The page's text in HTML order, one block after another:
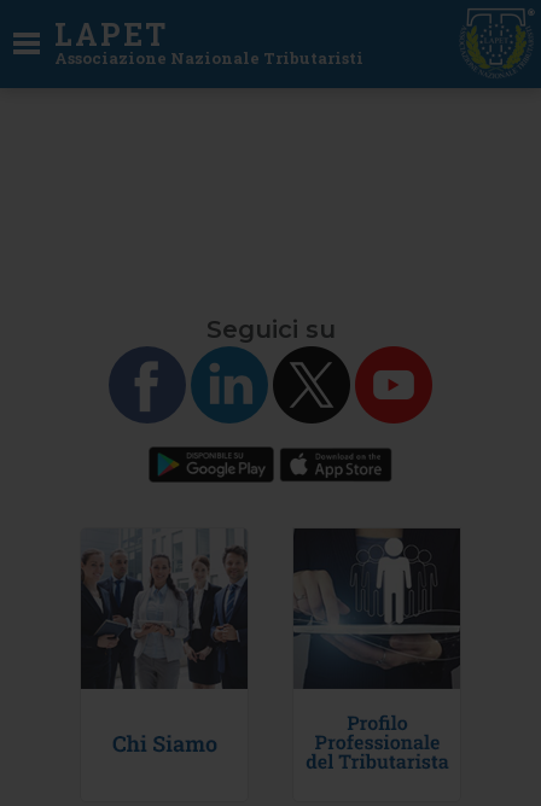
LAPET
Associazione Nazionale Tributaristi
Seguici su